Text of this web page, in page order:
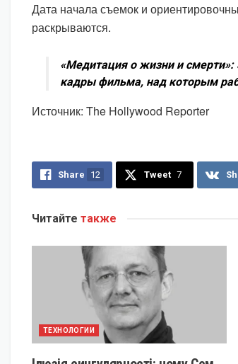
Дата начала съемок и
раскрываются.
«Медитация о жизни и
кадры фильма, над которым
Источник: The Hollywood Reporter
Share 12 Tweet 7
Читайте также
ТЕХНОЛОГИИ